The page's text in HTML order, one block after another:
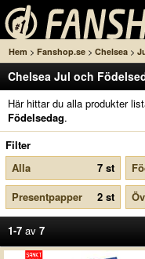
Hem > Fanshop.se > Chelsea >
Chelsea Jul och
Här hittar du alla produkter
Födelsedag.
Filter
Alla
7 st
Presentpapper
2 st
1-7 av 7